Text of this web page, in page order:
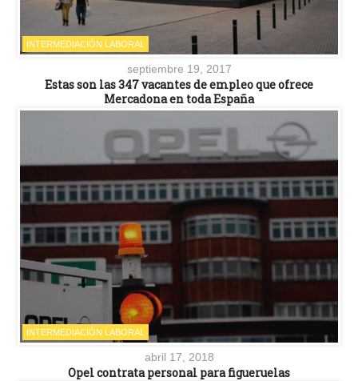
INTERMEDIACIÓN LABORAL
septiembre 19, 2017
Estas son las 347 vacantes de empleo que ofrece
Mercadona en toda España
INTERMEDIACIÓN LABORAL
abril 17, 2018
Opel contrata personal para figueruelas